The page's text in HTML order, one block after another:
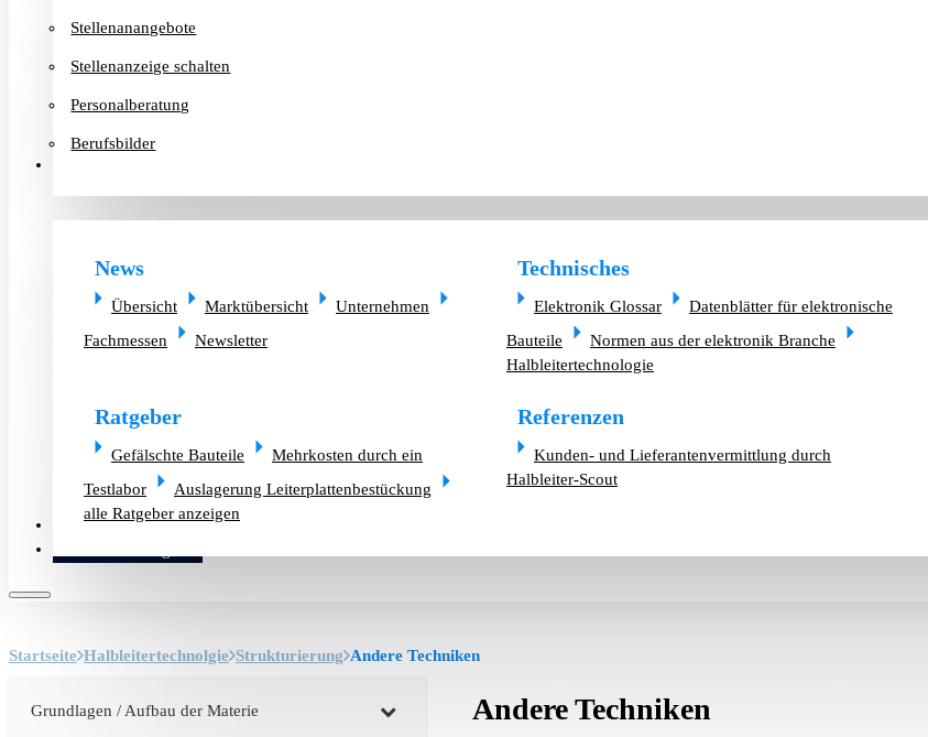
Stellenanangebote
Stellenanzeige schalten
Personalberatung
Berufsbilder
News
Übersicht Marktübersicht
Unternehmen
Fachmessen
Newsletter
Technisches
Elektronik Glossar
Datenblätter für elektronische
Bauteile
Normen aus der elektronik Branche
Halbleitertechnologie
Ratgeber
Gefälschte Bauteile
Mehrkosten durch ein
Testlabor
Auslagerung Leiterplattenbestückung
alle Ratgeber anzeigen
Referenzen
Kunden- und Lieferantenvermittlung durch
Halbleiter-Scout
Altlager verkaufen
Startseite Halbleitertechnolgie Strukturierung Andere Techniken
Grundlagen / Aufbau der Materie Andere Techniken